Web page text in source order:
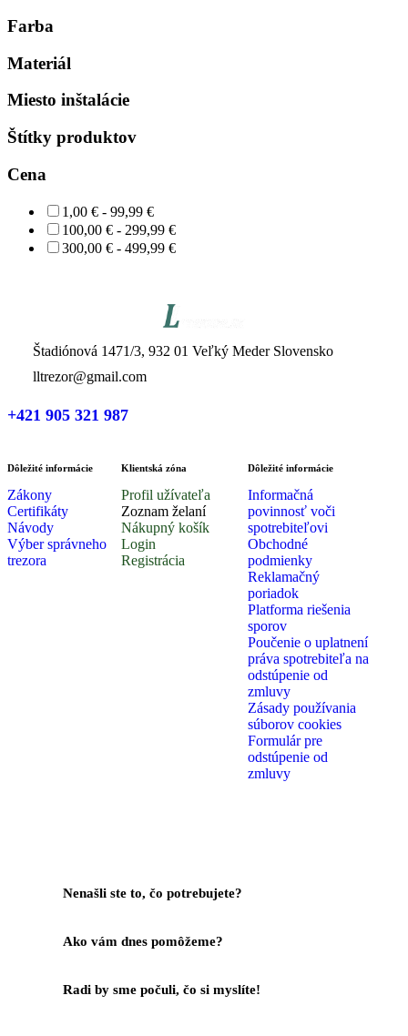
Farba
Materiál
Miesto inštalácie
Štítky produktov
Cena
1,00 € - 99,99 €
100,00 € - 299,99 €
300,00 € - 499,99 €
Štadiónová 1471/3, 932 01 Veľký Meder Slovensko
lltrezor@gmail.com
+421 905 321 987
Dôležité informácie
Zákony
Certifikáty
Návody
Výber správneho
trezora
Klientská zóna
Profil užívateľa
Zoznam želaní
Nákupný košík
Login
Registrácia
Dôležité informácie
Informačná
povinnosť voči
spotrebiteľovi
Obchodné
podmienky
Reklamačný
poriadok
Platforma riešenia
sporov
Poučenie o uplatnení
práva spotrebiteľa na
odstúpenie od
zmluvy
Zásady používania
súborov cookies
Formulár pre
odstúpenie od
zmluvy
Nenašli ste to, čo potrebujete?
Ako vám dnes pomôžeme?
Radi by sme počuli, čo si myslíte!